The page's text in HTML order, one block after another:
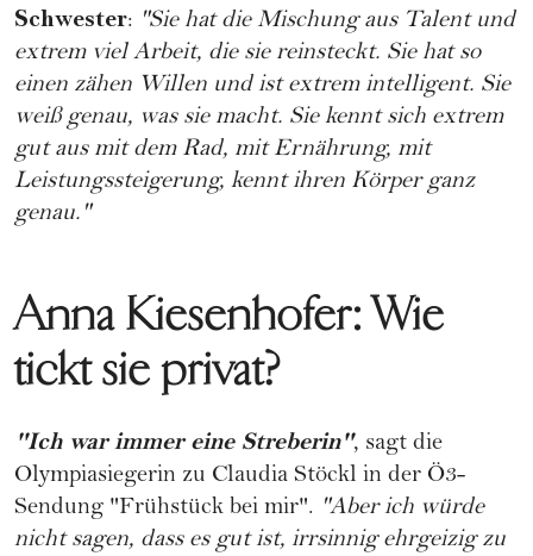
Schwester: "Sie hat die Mischung aus Talent und
extrem viel Arbeit, die sie reinsteckt. Sie hat so
einen zähen Willen und ist extrem intelligent. Sie
weiß genau, was sie macht. Sie kennt sich extrem
gut aus mit dem Rad, mit Ernährung, mit
Leistungssteigerung, kennt ihren Körper ganz
genau."
Anna Kiesenhofer: Wie
tickt sie privat?
"Ich war immer eine Streberin", sagt die
Olympiasiegerin zu Claudia Stöckl in der Ö3-
Sendung "Frühstück bei mir". "Aber ich würde
nicht sagen, dass es gut ist, irrsinnig ehrgeizig zu